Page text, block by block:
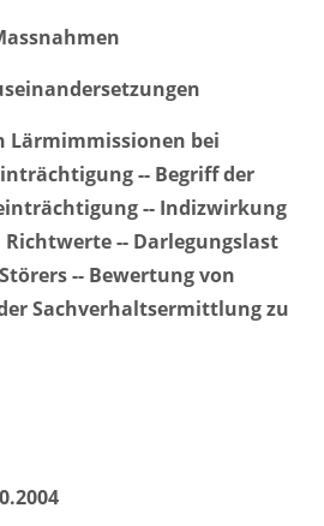
sit amet:
Lärmimmissionen bei
-- Begriff der
-- Indizwirkung
-- Darlegungslast
-- Bewertung von
Sachverhaltsermittlung zu